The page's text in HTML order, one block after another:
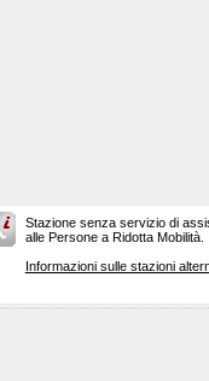
Stazione senza servizio di
alle Persone a Ridotta Mobilità.
Informazioni sulle stazioni